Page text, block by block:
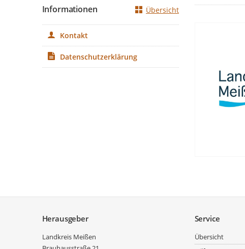
Informationen Übersicht
Kontakt
Datenschutzerklärung
Herausgeber
Landkreis Meißen
Service
Übersicht